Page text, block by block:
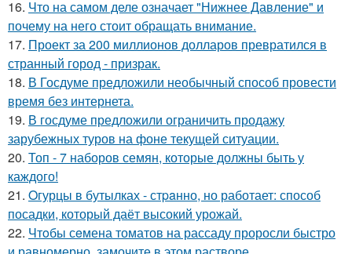
16. Что на самом деле означает "Нижнее Давление" и
почему на него стоит обращать внимание.
17. Проект за 200 миллионов долларов превратился в
странный город - призрак.
18. В Госдуме предложили необычный способ провести
время без интернета.
19. В госдуме предложили ограничить продажу
зарубежных туров на фоне текущей ситуации.
20. Топ - 7 наборов семян, которые должны быть у
каждого!
21. Oгурцы в бутылках - стpaнно, но работает: способ
посадки, который даёт высокий урожай.
22. Чтoбы сeмена томатов на рассаду проросли быстро